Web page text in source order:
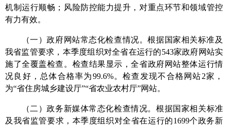
机制运行顺畅；风险防控能力提升，对重点环节和领域管控
有力有效。
（一）政府网站常态化检查情况。根据国家相关标准及
我省监管要求，本季度组织对全省在运行的543家政府网站实
施了全覆盖检查。检查结果显示，全省政府网站整体运行情
况良好，总体合格率为99.6%。检查发现不合格网站2家，
为“省住房城乡建设厅”“省农业农村厅”网站。
（二）政务新媒体常态化检查情况。 根据国家相关标准
及我省监管要求，本季度组织对全省在运行的1699个政务新